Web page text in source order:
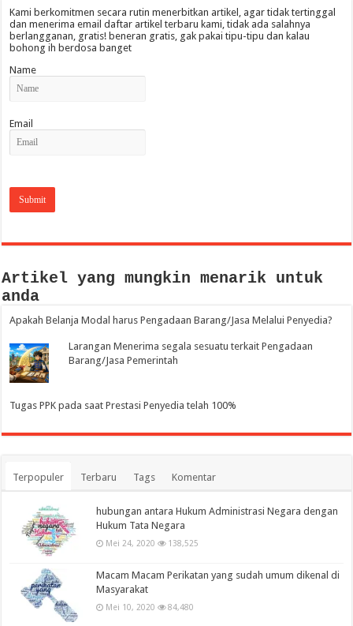
Kami berkomitmen secara rutin menerbitkan artikel, agar tidak tertinggal
dan menerima email daftar artikel terbaru kami, tidak ada salahnya
berlangganan, gratis! beneran gratis, gak pakai tipu-tipu dan kalau
bohong ih berdosa banget
Name
Email
Artikel yang mungkin menarik untuk
anda
Apakah Belanja Modal harus Pengadaan Barang/Jasa Melalui Penyedia?
Larangan Menerima segala sesuatu terkait Pengadaan
Barang/Jasa Pemerintah
Tugas PPK pada saat Prestasi Penyedia telah 100%
Terpopuler Terbaru Tags Komentar
hubungan antara Hukum Administrasi Negara dengan
Hukum Tata Negara
Mei 24, 2020 138,525
Macam Macam Perikatan yang sudah umum dikenal di
Masyarakat
Mei 10, 2020 84,480